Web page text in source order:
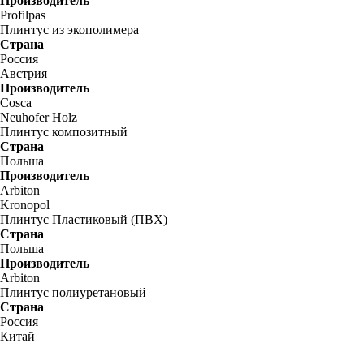
Profilpas
Плинтус из экополимера
Страна
Россия
Австрия
Производитель
Cosca
Neuhofer Holz
Плинтус композитный
Страна
Польша
Производитель
Arbiton
Kronopol
Плинтус Пластиковый (ПВХ)
Страна
Польша
Производитель
Arbiton
Плинтус полиуретановый
Страна
Россия
Китай